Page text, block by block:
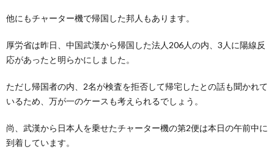
他にもチャーター機で帰国した邦人もあります。
厚労省は昨日、中国武漢から帰国した法人206人の内、3人に陽線反
応があったと明らかにしました。
ただし帰国者の内、2名が検査を拒否して帰宅したとの話も聞かれて
いるため、万が一のケースも考えられるでしょう。
尚、武漢から日本人を乗せたチャーター機の第2便は本日の午前中に
到着しています。